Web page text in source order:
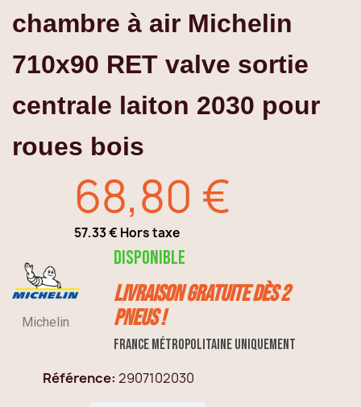
chambre à air Michelin
710x90 RET valve sortie
centrale laiton 2030 pour
roues bois
68,80 €
57,33 € Hors taxe
Michelin
Disponible
Livraison GRATUITE dès 2
pneus !
France métropolitaine uniquement
Référence 2907102030